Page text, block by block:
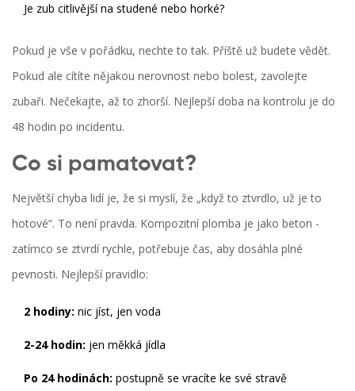
Je zub citlivější na studené nebo horké?
Pokud je vše v pořádku, nechte to tak. Příště už budete vědět.
Pokud ale cítíte nějakou nerovnost nebo bolest, zavolejte
zubaři. Nečekajte, až to zhorší. Nejlepší doba na kontrolu je do
48 hodin po incidentu.
Co si pamatovat?
Největší chyba lidí je, že si myslí, že „když to ztvrdlo, už je to
hotové“. To není pravda. Kompozitní plomba je jako beton -
zatímco se ztvrdí rychle, potřebuje čas, aby dosáhla plné
pevnosti. Nejlepší pravidlo:
2 hodiny: nic jíst, jen voda
2-24 hodin: jen měkká jídla
Po 24 hodinách: postupně se vracíte ke své stravě